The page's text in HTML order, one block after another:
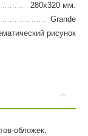
280х320 мм.
Grande
рисунок
обложек,